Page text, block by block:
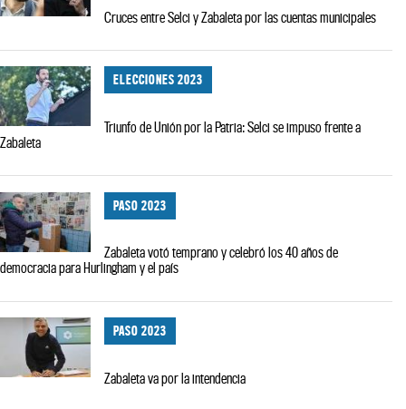
Cruces entre Selci y Zabaleta por las cuentas municipales
ELECCIONES 2023
Triunfo de Unión por la Patria: Selci se impuso frente a
Zabaleta
PASO 2023
Zabaleta votó temprano y celebró los 40 años de
democracia para Hurlingham y el país
PASO 2023
Zabaleta va por la intendencia